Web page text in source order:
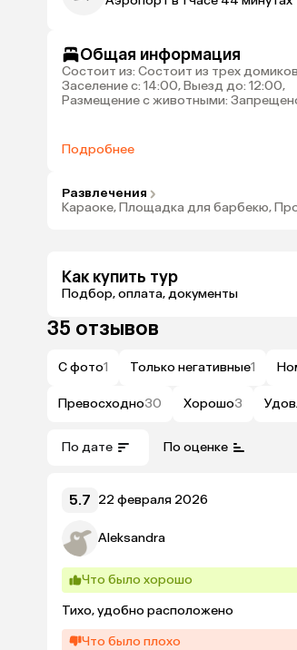
Общая информация
Состоит из: Состоит из трех
Заселение с: 14:00, Выезд до: 12:00,
Размещение с животными:
Подробнее
Развлечения
Караоке, Площадка для барбекю,
Как купить тур
Подбор, оплата, документы
35 отзывов
С фото1 Только негативные1
Превосходно30 Хорошо3
По дате По оценке
5.7 22 февраля 2026
Aleksandra
Что было хорошо
Тихо, удобно расположено
Что было плохо